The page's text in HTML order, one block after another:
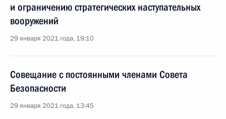
и ограничению стратегических наступательных
вооружений
29 января 2021 года, 19:10
Совещание с постоянными членами Совета
Безопасности
29 января 2021 года, 13:45